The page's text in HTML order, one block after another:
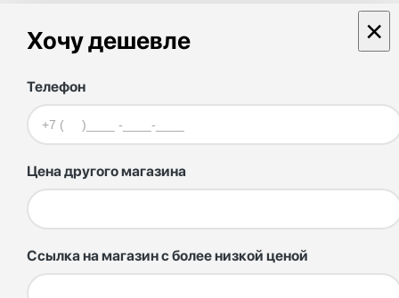
Хочу дешевле ×
Телефон
Цена другого магазина
Ссылка на магазин с более низкой ценой